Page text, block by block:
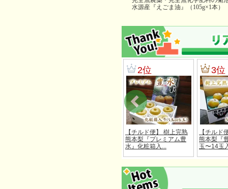
水源産『えごま油』（105g×1本）